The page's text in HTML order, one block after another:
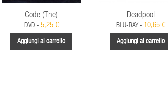
Code (The)
DVD - 5,25 €
Aggiungi al carrello
Deadpool
BLU-RAY - 10,65 €
Aggiungi al carrello